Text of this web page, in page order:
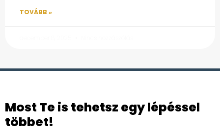
TOVÁBB »
Most Te is tehetsz egy lépéssel
többet!